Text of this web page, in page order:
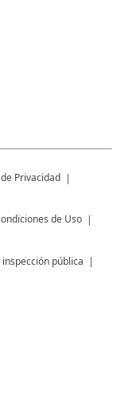
Privacidad
de Uso
pública